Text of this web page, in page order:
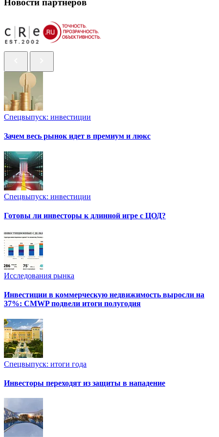
Новости партнеров
Спецвыпуск: инвестиции
Зачем весь рынок идет в премиум и люкс
Спецвыпуск: инвестиции
Готовы ли инвесторы к длинной игре с ЦОД?
Исследования рынка
Инвестиции в коммерческую недвижимость выросли на
37%: CMWP подвели итоги полугодия
Спецвыпуск: итоги года
Инвесторы переходят из защиты в нападение